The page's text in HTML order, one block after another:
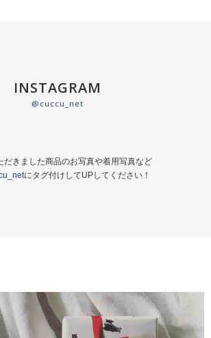
INSTAGRAM
@cuccu_net
だきました商品のお写真や着用写真など
にタグ付けしてUPしてください！